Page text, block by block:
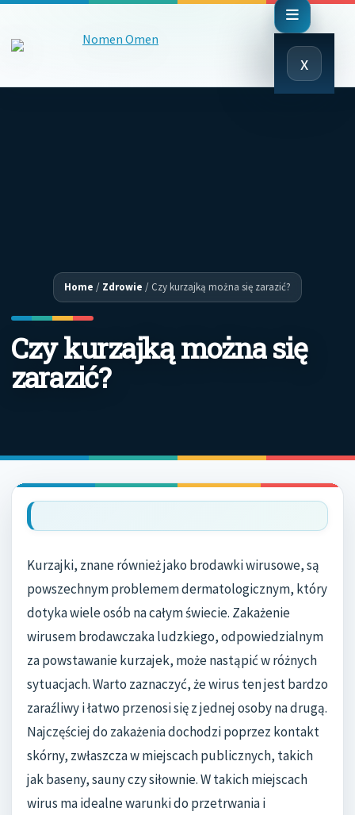
x
Close
Menu
Home / Zdrowie / Czy kurzajką można się zarazić?
Czy kurzajką można się
zarazić?
Kurzajki, znane również jako brodawki wirusowe, są
powszechnym problemem dermatologicznym, który
dotyka wiele osób na całym świecie. Zakażenie
wirusem brodawczaka ludzkiego, odpowiedzialnym
za powstawanie kurzajek, może nastąpić w różnych
sytuacjach. Warto zaznaczyć, że wirus ten jest bardzo
zaraźliwy i łatwo przenosi się z jednej osoby na drugą.
Najczęściej do zakażenia dochodzi poprzez kontakt
skórny, zwłaszcza w miejscach publicznych, takich
jak baseny, sauny czy siłownie. W takich miejscach
wirus ma idealne warunki do przetrwania i